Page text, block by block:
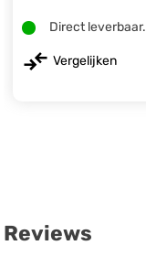
Direct leverbaar.
Vergelijken
Reviews